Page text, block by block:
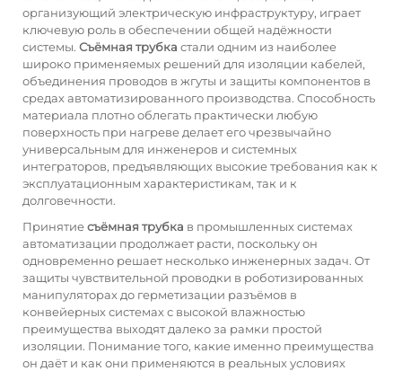
организующий электрическую инфраструктуру, играет
ключевую роль в обеспечении общей надёжности
системы. Съёмная трубка стали одним из наиболее
широко применяемых решений для изоляции кабелей,
объединения проводов в жгуты и защиты компонентов в
средах автоматизированного производства. Способность
материала плотно облегать практически любую
поверхность при нагреве делает его чрезвычайно
универсальным для инженеров и системных
интеграторов, предъявляющих высокие требования как к
эксплуатационным характеристикам, так и к
долговечности.
Принятиесъёмная трубка в промышленных системах
автоматизации продолжает расти, поскольку он
одновременно решает несколько инженерных задач. От
защиты чувствительной проводки в роботизированных
манипуляторах до герметизации разъёмов в
конвейерных системах с высокой влажностью
преимущества выходят далеко за рамки простой
изоляции. Понимание того, какие именно преимущества
он даёт и как они применяются в реальных условиях